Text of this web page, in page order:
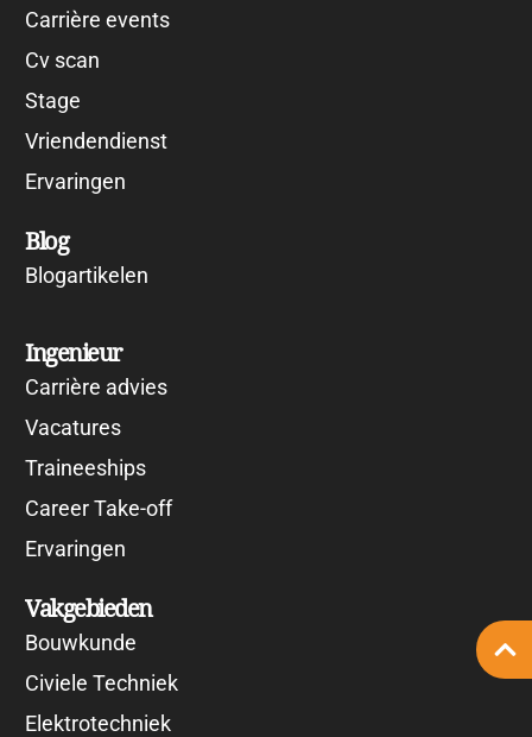
Carrière events
Cv scan
Stage
Vriendendienst
Ervaringen
Blog
Blogartikelen
Ingenieur
Carrière advies
Vacatures
Traineeships
Career Take-off
Ervaringen
Vakgebieden
Bouwkunde
Civiele Techniek
Elektrotechniek